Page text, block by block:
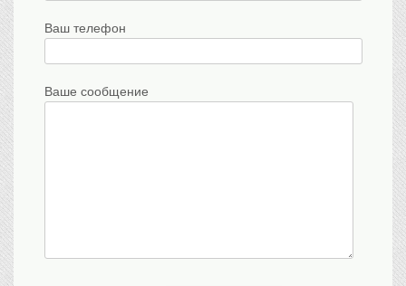
Ваш телефон
Ваше сообщение